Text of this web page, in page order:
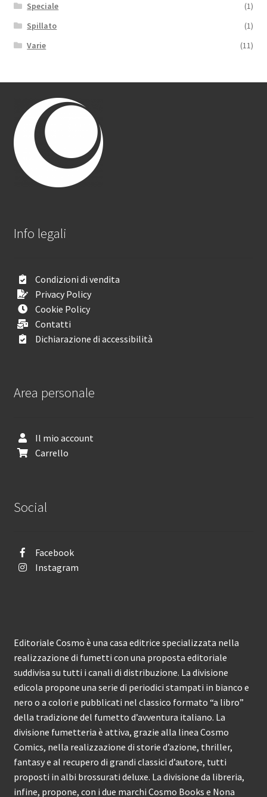
Speciale
(1)
Spillato
(1)
Varie
(11)
Info legali
Condizioni di vendita
Privacy Policy
Cookie Policy
Contatti
Dichiarazione di accessibilità
Area personale
Il mio account
Carrello
Social
Facebook
Instagram
Editoriale Cosmo è una casa editrice specializzata nella
realizzazione di fumetti con una proposta editoriale
suddivisa su tutti i canali di distribuzione. La divisione
edicola propone una serie di periodici stampati in bianco e
nero o a colori e pubblicati nel classico formato “a libro”
della tradizione del fumetto d’avventura italiano. La
divisione fumetteria è attiva, grazie alla linea Cosmo
Comics, nella realizzazione di storie d’azione, thriller,
fantasy e al recupero di grandi classici d’autore, tutti
proposti in albi brossurati deluxe. La divisione da libreria,
infine, propone, con i due marchi Cosmo Books e Nona